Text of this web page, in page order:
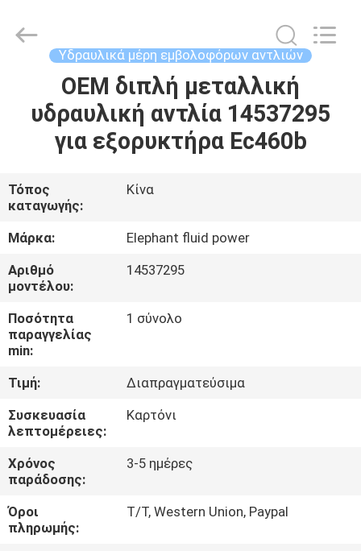
ΠΡΟΪΌΝΤΑ
ΠΕΡΊΠΟΥ
ΕΜΕΊΣ
ΓΎΡΟΣ
ΕΡΓΟΣΤΑΣΊΩΝ
ΠΟΙΟΤΙΚΌΣ
ΈΛΕΓΧΟΣ
ΜΑΣ
ΕΛΆΤΕ
ΣΕ
ΕΠΑΦΉ
ΜΕ
Power
Co.,Ltd.
Υδραυλικά μέρη εμβολοφόρων αντλιών
OEM διπλή μεταλλική
υδραυλική αντλία 14537295
για εξορυκτήρα Ec460b
Τόπος
καταγωγής:
Κίνα
Μάρκα:
Elephant fluid power
Αριθμό
μοντέλου:
14537295
Ποσότητα
παραγγελίας
min:
1 σύνολο
Τιμή:
Διαπραγματεύσιμα
Συσκευασία
λεπτομέρειες:
Καρτόνι
Χρόνος
παράδοσης:
3-5 ημέρες
Όροι
πληρωμής:
T/T, Western Union, Paypal